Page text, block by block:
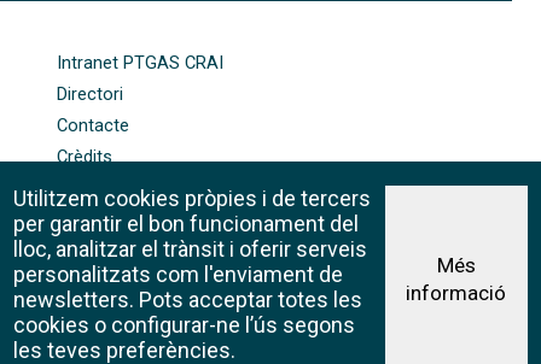
Intranet PTGAS CRAI
Directori
Contacte
Crèdits
Política de galetes
Avís legal
©CRAI Universitat de Barcelona
Creative Commons 4.0
Utilitzem cookies pròpies i de tercers
per garantir el bon funcionament del
lloc, analitzar el trànsit i oferir serveis
personalitzats com l'enviament de
newsletters. Pots acceptar totes les
cookies o configurar-ne l’ús segons
les teves preferències.
Més
informació